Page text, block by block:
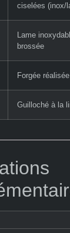
ciselées (inox/
Lame
brossée
Forgée
Guilloché à la